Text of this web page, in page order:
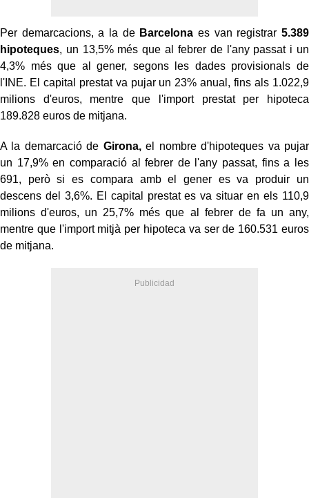
Per demarcacions, a la de Barcelona es van registrar 5.389
hipoteques, un 13,5% més que al febrer de l'any passat i un
4,3% més que al gener, segons les dades provisionals de
l'INE. El capital prestat va pujar un 23% anual, fins als 1.022,9
milions d'euros, mentre que l'import prestat per hipoteca
189.828 euros de mitjana.
A la demarcació de Girona,el nombre d'hipoteques va pujar
un 17,9% en comparació al febrer de l'any passat, fins a les
691, però si es compara amb el gener es va produir un
descens del 3,6%. El capital prestat es va situar en els 110,9
milions d'euros, un 25,7% més que al febrer de fa un any,
mentre que l'import mitjà per hipoteca va ser de 160.531 euros
de mitjana.